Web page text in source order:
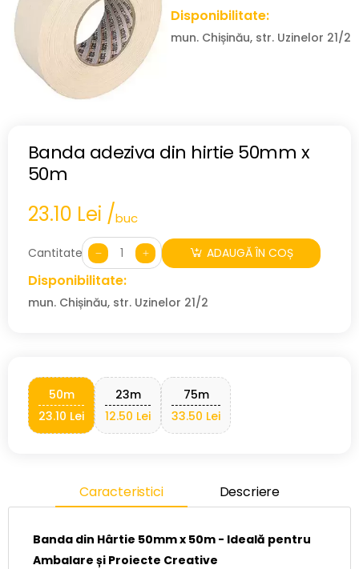
Disponibilitate:
mun. Chișinău, str. Uzinelor 21/2
Banda adeziva din hirtie 50mm x
50m
23.10 Lei /buc
Cantitate: ADAUGĂ ÎN COȘ
Disponibilitate:
mun. Chișinău, str. Uzinelor 21/2
50m
23.10 Lei
23m
12.50 Lei
75m
33.50 Lei
Caracteristici Descriere
Banda din Hârtie 50mm x 50m - Ideală pentru
Ambalare și Proiecte Creative